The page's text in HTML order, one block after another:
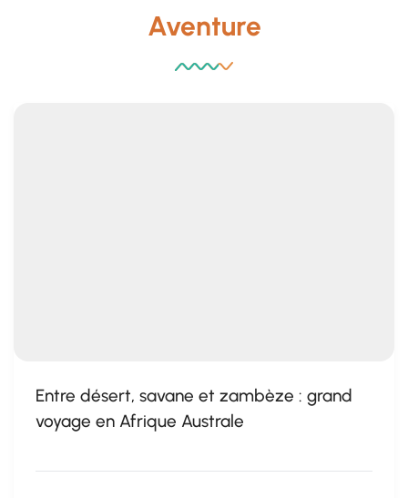
Aventure
Entre désert, savane et zambèze : grand
voyage en Afrique Australe